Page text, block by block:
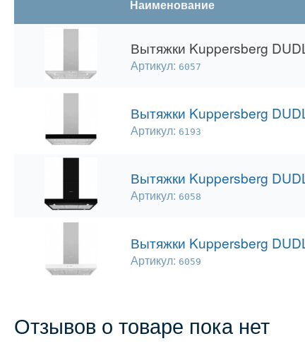
Наименование
Вытяжки Kuppersberg
Артикул: 6057
Вытяжки Kuppersberg
Артикул: 6193
Вытяжки Kuppersberg
Артикул: 6058
Вытяжки Kuppersberg
Артикул: 6059
Отзывов о товаре пока нет